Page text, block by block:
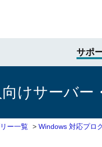
サポ
けサーバー
ー一覧 > Windows 対応プロ